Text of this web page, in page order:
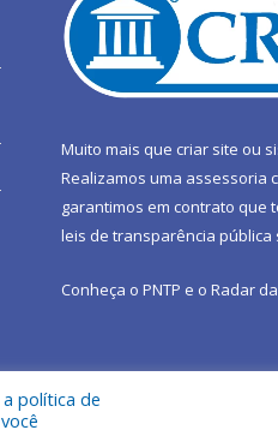
Muito mais que criar site ou
Realizamos uma assessoria
garantimos em contrato que
leis de transparência pública
Conheça o PNTP e o Radar
do Site
política de